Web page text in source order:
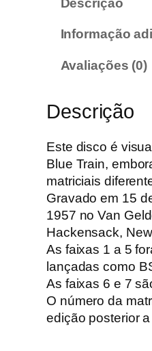
a
e
–
B
l
u
e
T
r
a
i
n
Informação
Avaliações (0)
Descrição
Este disco é
Blue Train,
matriciais
Gravado em 15
1957 no Van
Hackensack,
As faixas 1 a 5
lançadas como
As faixas 6 e 7
O número da
edição posterior